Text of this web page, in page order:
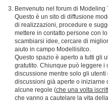
Benvenuto nel forum di Modeling
Questo è un sito di diffusione
di realizzazioni, procedure e
mettere in contatto persone con
scambiarsi idee, cercare di
aiuto in campo Modellisitco.
Questo spazio è aperto a tutti gli
gratutito. Chiunque può leggere i
discussione mentre solo gli
discussioni già aperte o iniziarne
alcune regole (che una volta
che vanno a cautelare la vita